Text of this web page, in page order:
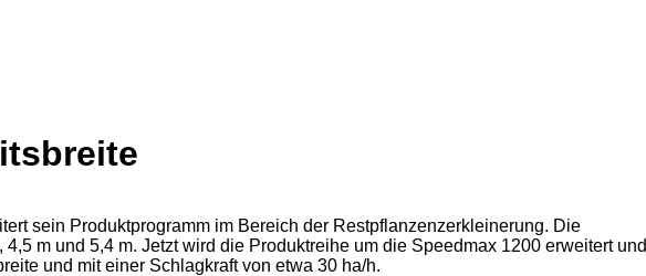
sein Produktprogramm im Bereich der Restpflanzenzerkleinerung. Die
m und 5,4 m. Jetzt wird die Produktreihe um die Speedmax 1200 erweitert und
und mit einer Schlagkraft von etwa 30 ha/h.